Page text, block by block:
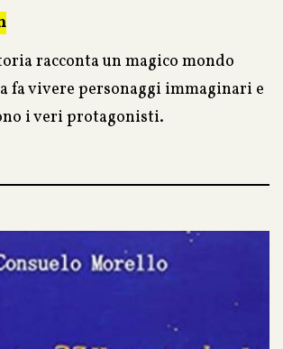
racconta un magico mondo
fa vivere personaggi immaginari e
i veri protagonisti.